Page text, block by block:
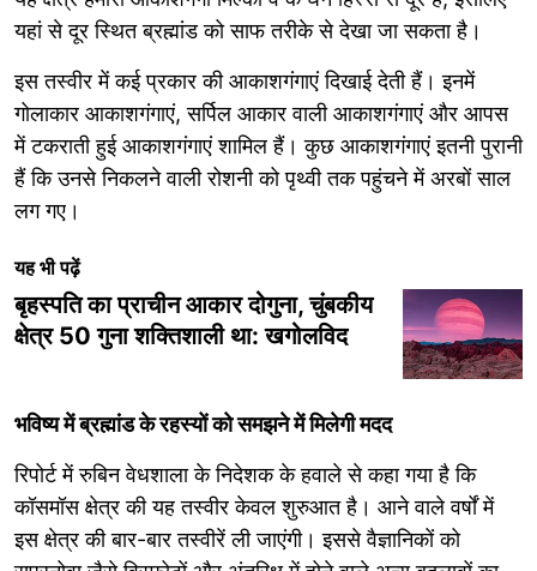
यहां से दूर स्थित ब्रह्मांड को साफ तरीके से देखा जा सकता है।
इस तस्वीर में कई प्रकार की आकाशगंगाएं दिखाई देती हैं। इनमें
गोलाकार आकाशगंगाएं, सर्पिल आकार वाली आकाशगंगाएं और आपस
में टकराती हुई आकाशगंगाएं शामिल हैं। कुछ आकाशगंगाएं इतनी पुरानी
हैं कि उनसे निकलने वाली रोशनी को पृथ्वी तक पहुंचने में अरबों साल
लग गए।
यह भी पढ़ें
बृहस्पति का प्राचीन आकार दोगुना, चुंबकीय
क्षेत्र 50 गुना शक्तिशाली था: खगोलविद
भविष्य में ब्रह्मांड के रहस्यों को समझने में मिलेगी मदद
रिपोर्ट में रुबिन वेधशाला के निदेशक के हवाले से कहा गया है कि
कॉसमॉस क्षेत्र की यह तस्वीर केवल शुरुआत है। आने वाले वर्षों में
इस क्षेत्र की बार-बार तस्वीरें ली जाएंगी। इससे वैज्ञानिकों को